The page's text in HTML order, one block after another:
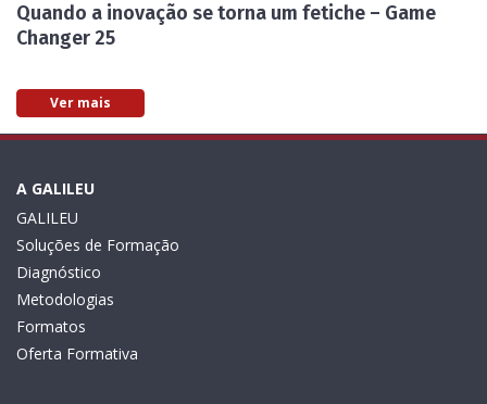
Quando a inovação se torna um fetiche – Game
Changer 25
Ver mais
A GALILEU
GALILEU
Soluções de Formação
Diagnóstico
Metodologias
Formatos
Oferta Formativa